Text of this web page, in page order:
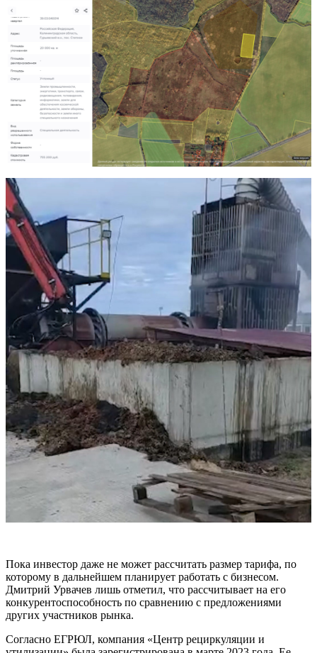
Пока инвестор даже не может рассчитать размер тарифа, по
которому в дальнейшем планирует работать с бизнесом.
Дмитрий Урвачев лишь отметил, что рассчитывает на его
конкурентоспособность по сравнению с предложениями
других участников рынка.
Согласно ЕГРЮЛ, компания «Центр рециркуляции и